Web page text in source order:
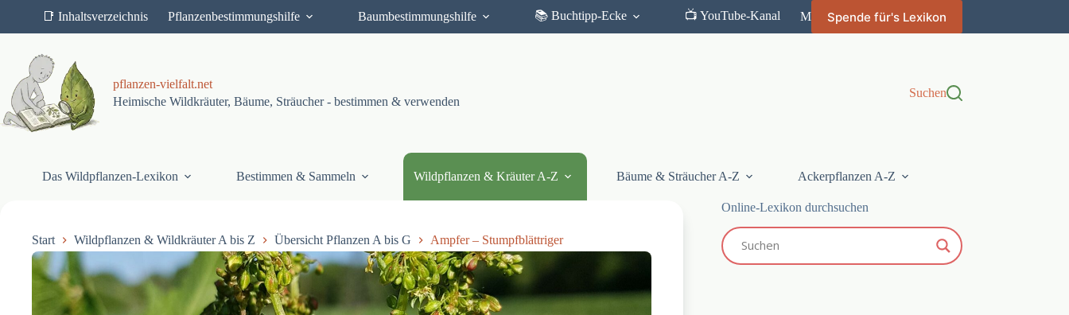
m
t
📑 Inhaltsverzeichnis Pflanzenbestimmungshilfe Baumbestimmungshilfe 📚 Buchtipp-Ecke 📺 YouTube-Kanal Mehr Spende für's Lexikon
pflanzen-vielfalt.net
Heimische Wildkräuter, Bäume, Sträucher - bestimmen & verwenden
Suchen
Das Wildpflanzen-Lexikon Bestimmen & Sammeln Wildpflanzen & Kräuter A-Z Bäume & Sträucher A-Z Ackerpflanzen A-Z
Start Wildpflanzen & Wildkräuter A bis Z Übersicht Pflanzen A bis G Ampfer – Stumpfblättriger
Online-Lexikon durchsuchen